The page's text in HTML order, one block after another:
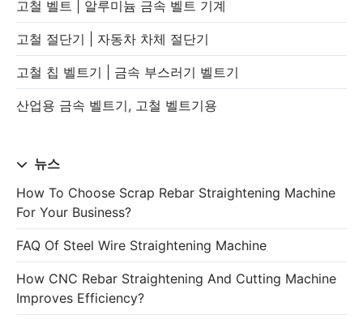
고철 벨트 | 알루미늄 금속 벨트 기계
고철 절단기 | 자동차 차체 절단기
고철 칩 벨트기 | 금속 부스러기 벨트기
산업용 금속 벨트기, 고철 벨트기용
뉴스
How To Choose Scrap Rebar Straightening Machine
For Your Business?
FAQ Of Steel Wire Straightening Machine
How CNC Rebar Straightening And Cutting Machine
Improves Efficiency?